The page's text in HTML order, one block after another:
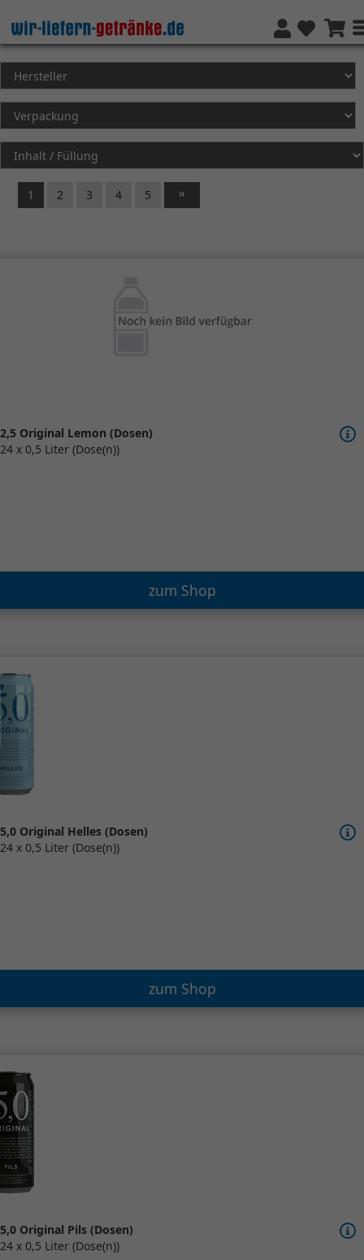
1 2 3 4 5
2,5 Original Lemon (Dosen)
24 x 0,5 Liter (Dose(n))
zum Shop
5,0 Original Helles (Dosen)
24 x 0,5 Liter (Dose(n))
zum Shop
5,0 Original Pils (Dosen)
24 x 0,5 Liter (Dose(n))